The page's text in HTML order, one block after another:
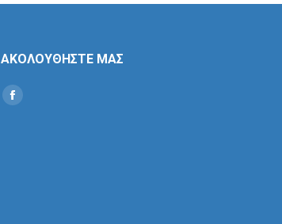
ΑΚΟΛΟΥΘΗΣΤΕ ΜΑΣ
Find us on:
Social